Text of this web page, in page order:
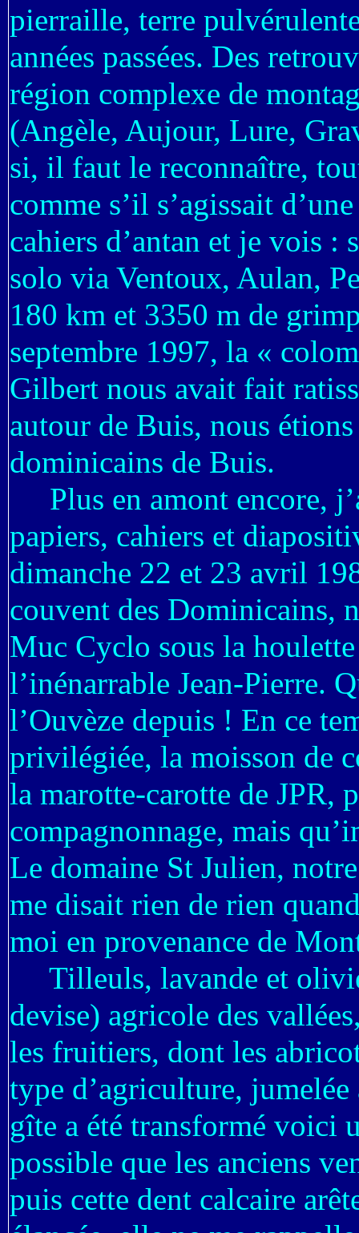
pierraille, terre
années passées. Des
région complexe de
(Angèle, Aujour, Lure,
si, il faut le reconnaître,
comme s’il s’agissait
cahiers d’antan et je vois :
solo via Ventoux, Aulan,
180 km et 3350 m de
septembre 1997, la «
Gilbert nous avait fait
autour de Buis, nous
dominicains de Buis.
Plus en amont encore,
papiers, cahiers et
dimanche 22 et 23 avril
couvent des Dominicains,
Muc Cyclo sous la
l’inénarrable Jean-Pierre.
l’Ouvèze depuis ! En ce
privilégiée, la moisson de
la marotte-carotte de JPR,
compagnonnage, mais
Le domaine St Julien,
me disait rien de rien
moi en provenance de
Tilleuls, lavande et
devise) agricole des
les fruitiers, dont les
type d’agriculture,
gîte a été transformé voici
possible que les anciens
puis cette dent calcaire